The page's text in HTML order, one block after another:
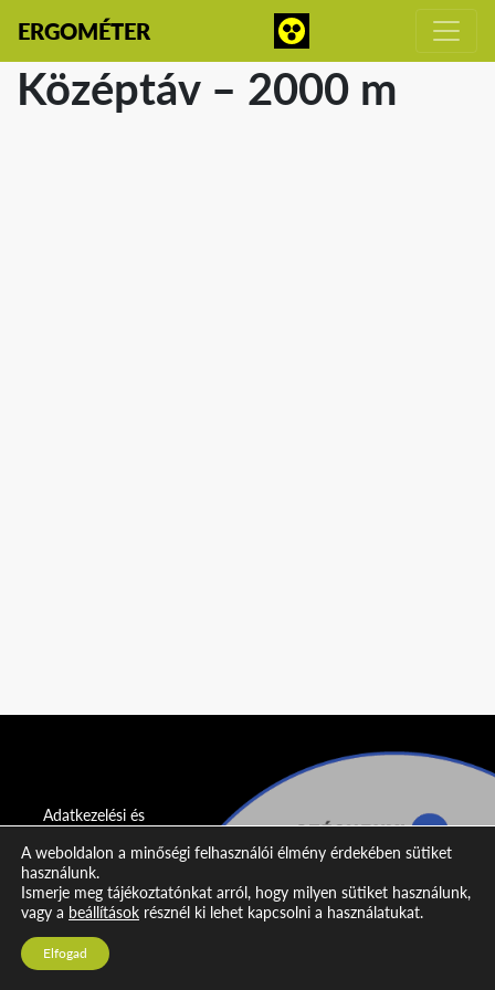
ERGOMÉTER
Középtáv – 2000 m
Adatkezelési és
nyilatkozat
Impresszum
Kapcsolat
A weboldalon a minőségi felhasználói élmény érdekében sütiket
használunk.
Ismerje meg tájékoztatónkat arról, hogy milyen sütiket használunk,
vagy a beállítások résznél ki lehet kapcsolni a használatukat.
Elfogad